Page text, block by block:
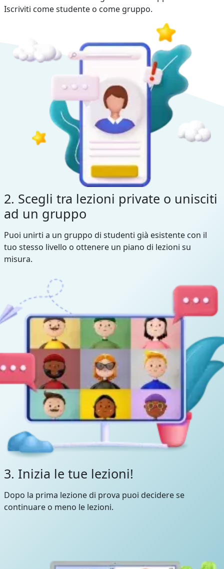
Iscriviti come studente o come gruppo.
2. Scegli tra lezioni private o unisciti
ad un gruppo
Puoi unirti a un gruppo di studenti già esistente con il
tuo stesso livello o ottenere un piano di lezioni su
misura.
3. Inizia le tue lezioni!
Dopo la prima lezione di prova puoi decidere se
continuare o meno le lezioni.